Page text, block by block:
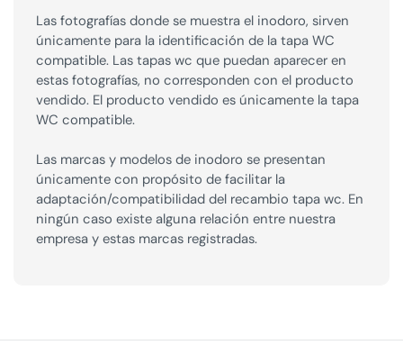
Las fotografías donde se muestra el inodoro, sirven
únicamente para la identificación de la tapa WC
compatible. Las tapas wc que puedan aparecer en
estas fotografías, no corresponden con el producto
vendido. El producto vendido es únicamente la tapa
WC compatible.
Las marcas y modelos de inodoro se presentan
únicamente con propósito de facilitar la
adaptación/compatibilidad del recambio tapa wc. En
ningún caso existe alguna relación entre nuestra
empresa y estas marcas registradas.